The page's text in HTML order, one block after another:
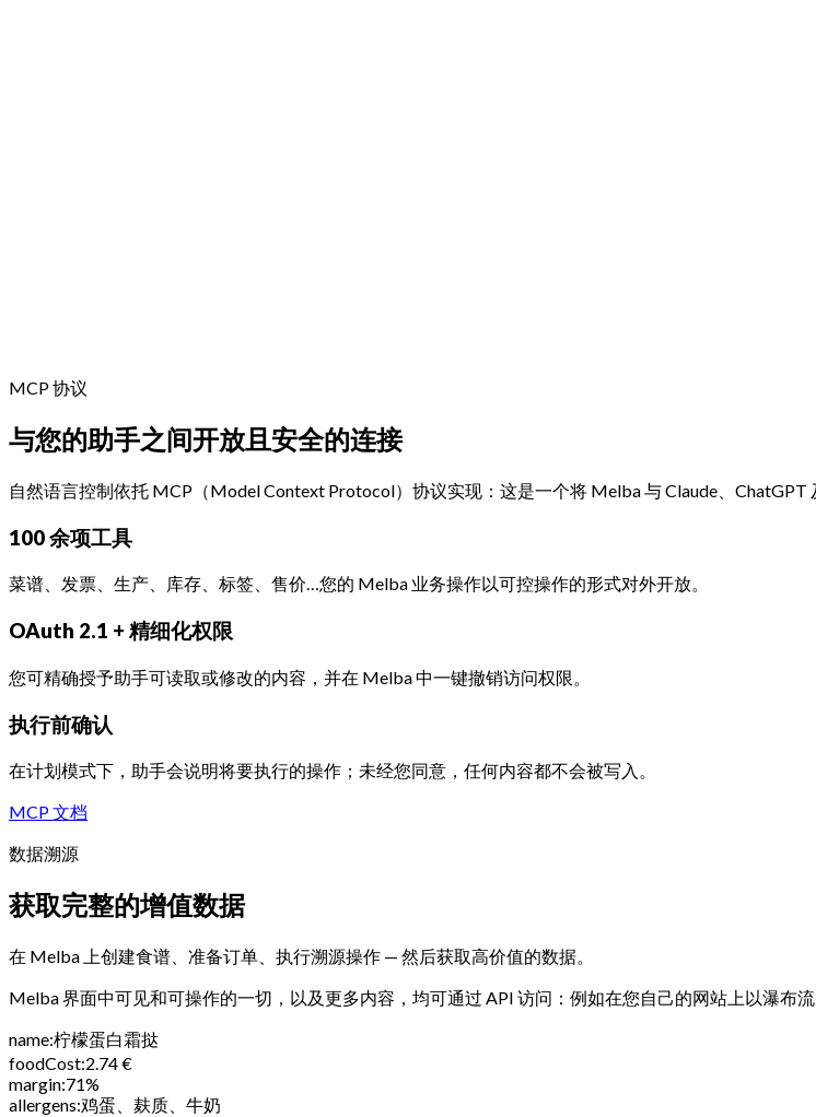
MCP 协议
与您的助手之间开放且安全的连接
自然语言控制依托 MCP（Model Context Protocol）协议实现：这是一个将 Melba 与 Claude、ChatGPT
100 余项工具
菜谱、发票、生产、库存、标签、售价…您的 Melba 业务操作以可控操作的形式对外开放。
OAuth 2.1 + 精细化权限
您可精确授予助手可读取或修改的内容，并在 Melba 中一键撤销访问权限。
执行前确认
在计划模式下，助手会说明将要执行的操作；未经您同意，任何内容都不会被写入。
MCP 文档
数据溯源
获取完整的增值数据
在 Melba 上创建食谱、准备订单、执行溯源操作 — 然后获取高价值的数据。
Melba 界面中可见和可操作的一切，以及更多内容，均可通过 API 访问：例如在您自己的网站上以瀑布
name:柠檬蛋白霜挞
foodCost:2.74 €
margin:71%
allergens:鸡蛋、麸质、牛奶